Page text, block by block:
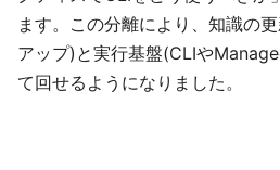
ます。この分離により、知識の
アップ)と実行基盤(CLIや
て回せるようになりました。